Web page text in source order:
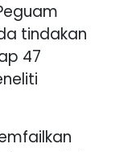
tindakan
47